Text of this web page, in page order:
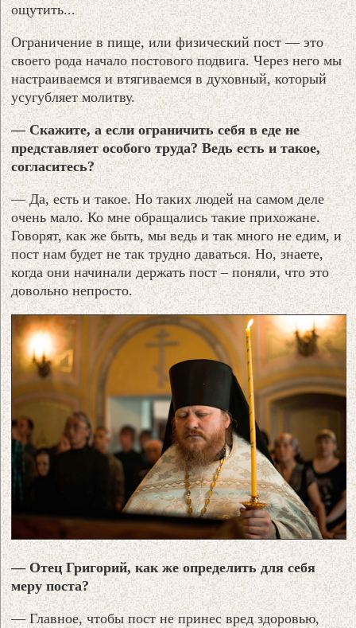
ощутить...
Ограничение в пище, или физический пост — это
своего рода начало постового подвига. Через него мы
настраиваемся и втягиваемся в духовный, который
усугубляет молитву.
— Скажите, а если ограничить себя в еде не
представляет особого труда? Ведь есть и такое,
согласитесь?
— Да, есть и такое. Но таких людей на самом деле
очень мало. Ко мне обращались такие прихожане.
Говорят, как же быть, мы ведь и так много не едим, и
пост нам будет не так трудно даваться. Но, знаете,
когда они начинали держать пост – поняли, что это
довольно непросто.
— Отец Григорий, как же определить для себя
меру поста?
— Главное, чтобы пост не принес вред здоровью,